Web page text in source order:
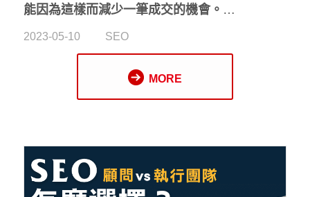
能因為這樣而減少一筆成交的機會。
2023-05-10 SEO
MORE